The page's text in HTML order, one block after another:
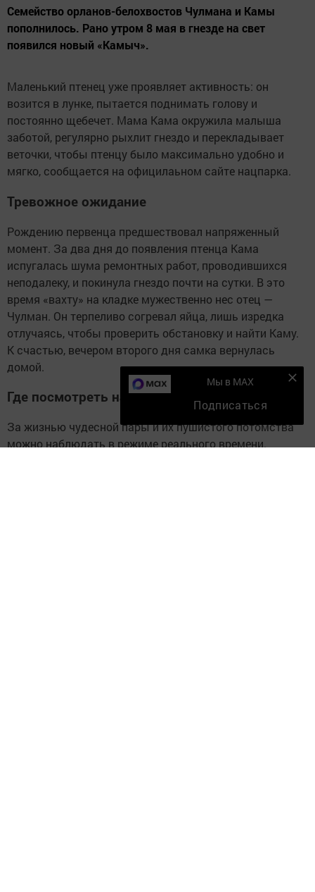
Семейство орланов-белохвостов Чулмана и Камы
пополнилось. Рано утром 8 мая в гнезде на свет
появился новый «Камыч».
Маленький птенец уже проявляет активность: он
возится в лунке, пытается поднимать голову и
постоянно щебечет. Мама Кама окружила малыша
заботой, регулярно рыхлит гнездо и перекладывает
веточки, чтобы птенцу было максимально удобно и
мягко, сообщается на официлаьном сайте нацпарка.
Тревожное ожидание
Рождению первенца предшествовал напряженный
момент. За два дня до появления птенца Кама
испугалась шума ремонтных работ, проводившихся
неподалеку, и покинула гнездо почти на сутки. В это
время «вахту» на кладке мужественно нес отец —
Чулман. Он терпеливо согревал яйца, лишь изредка
отлучаясь, чтобы проверить обстановку и найти Каму.
К счастью, вечером второго дня самка вернулась
домой.
Где посмотреть на Камыча онлайн
За жизнью чудесной пары и их пушистого потомства
можно наблюдать в режиме реального времени.
Мы в MAX
Подписаться